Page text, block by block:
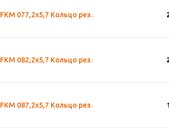
FKM 077,2х5,7 Кольцо рез.
FKM 082,2х5,7 Кольцо рез.
FKM 087,2х5,7 Кольцо рез.